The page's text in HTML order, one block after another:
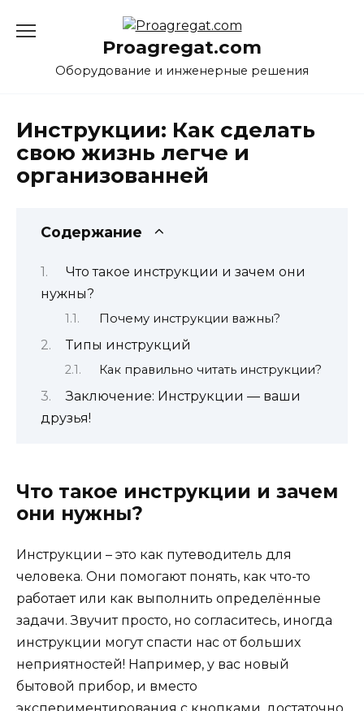
Proagregat.com
Оборудование и инженерные решения
Инструкции: Как сделать
свою жизнь легче и
организованней
Содержание
Что такое инструкции и зачем они
нужны?
Почему инструкции важны?
Типы инструкций
Как правильно читать инструкции?
Заключение: Инструкции — ваши
друзья!
Что такое инструкции и зачем
они нужны?
Инструкции – это как путеводитель для
человека. Они помогают понять, как что-то
работает или как выполнить определённые
задачи. Звучит просто, но согласитесь, иногда
инструкции могут спасти нас от больших
неприятностей! Например, у вас новый
бытовой прибор, и вместо